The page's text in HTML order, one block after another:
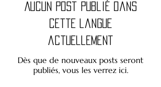
Aucun post publié dans
cette langue
actuellement
Dès que de nouveaux posts seront
publiés, vous les verrez ici.